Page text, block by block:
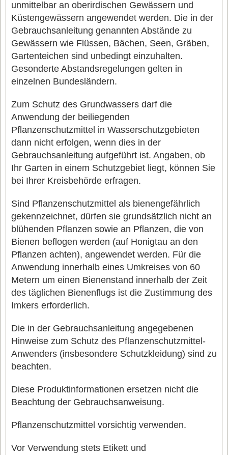
unmittelbar an oberirdischen Gewässern und
Küstengewässern angewendet werden. Die in der
Gebrauchsanleitung genannten Abstände zu
Gewässern wie Flüssen, Bächen, Seen, Gräben,
Gartenteichen sind unbedingt einzuhalten.
Gesonderte Abstandsregelungen gelten in
einzelnen Bundesländern.
Zum Schutz des Grundwassers darf die
Anwendung der beiliegenden
Pflanzenschutzmittel in Wasserschutzgebieten
dann nicht erfolgen, wenn dies in der
Gebrauchsanleitung aufgeführt ist. Angaben, ob
Ihr Garten in einem Schutzgebiet liegt, können Sie
bei Ihrer Kreisbehörde erfragen.
Sind Pflanzenschutzmittel als bienengefährlich
gekennzeichnet, dürfen sie grundsätzlich nicht an
blühenden Pflanzen sowie an Pflanzen, die von
Bienen beflogen werden (auf Honigtau an den
Pflanzen achten), angewendet werden. Für die
Anwendung innerhalb eines Umkreises von 60
Metern um einen Bienenstand innerhalb der Zeit
des täglichen Bienenflugs ist die Zustimmung des
Imkers erforderlich.
Die in der Gebrauchsanleitung angegebenen
Hinweise zum Schutz des Pflanzenschutzmittel-
Anwenders (insbesondere Schutzkleidung) sind zu
beachten.
Diese Produktinformationen ersetzen nicht die
Beachtung der Gebrauchsanweisung.
Pflanzenschutzmittel vorsichtig verwenden.
Vor Verwendung stets Etikett und